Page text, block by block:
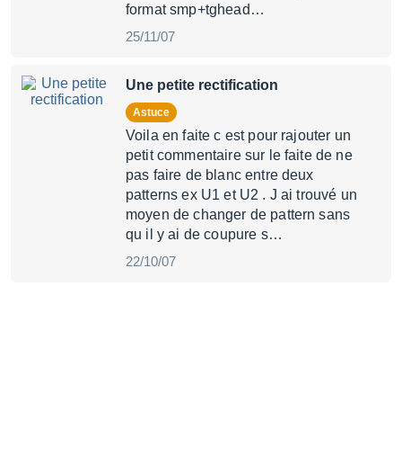
format smp+tghead…
25/11/07
Une petite rectification
Astuce
Voila en faite c est pour rajouter un
petit commentaire sur le faite de ne
pas faire de blanc entre deux
patterns ex U1 et U2 . J ai trouvé un
moyen de changer de pattern sans
qu il y ai de coupure s…
22/10/07